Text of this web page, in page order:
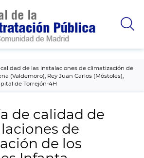
de las instalaciones de climatización de
(Valdemoro), Rey Juan Carlos (Móstoles),
de Torrejón-4H
de calidad de
de
de los